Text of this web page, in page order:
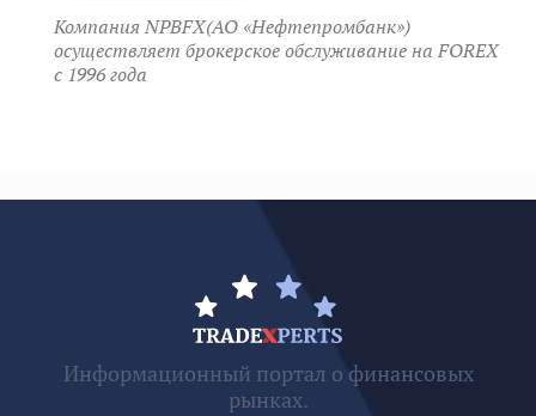
Компания NPBFX(АО «Нефтепромбанк»)
осуществляет брокерское обслуживание на FOREX
c 1996 года
Информационный портал о финансовых
рынках.